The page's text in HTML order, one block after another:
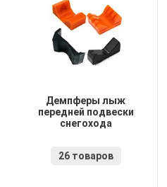
Демпферы лыж
передней подвески
снегохода
26 товаров